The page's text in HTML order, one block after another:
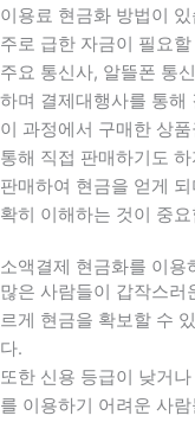
이용료 현금화 방법이
주로 급한 자금이 필요
주요 통신사, 알뜰폰 통
하며 결제대행사를 통해
이 과정에서 구매한 상
통해 직접 판매하기도
판매하여 현금을 얻게
확히 이해하는 것이 중
소액결제 현금화를 이용
많은 사람들이 갑작스러
르게 현금을 확보할 수
다.
또한 신용 등급이 낮거
를 이용하기 어려운 사